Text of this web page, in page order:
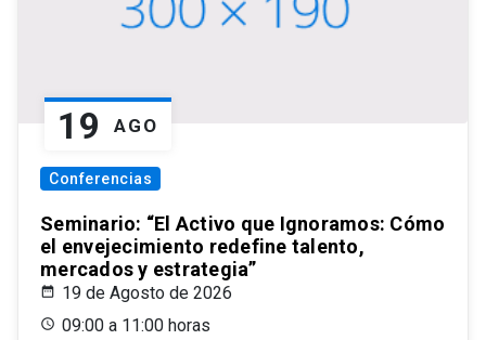
19 AGO
Conferencias
Seminario: “El Activo que Ignoramos: Cómo
el envejecimiento redefine talento,
mercados y estrategia”
19 de Agosto de 2026
09:00 a 11:00 horas